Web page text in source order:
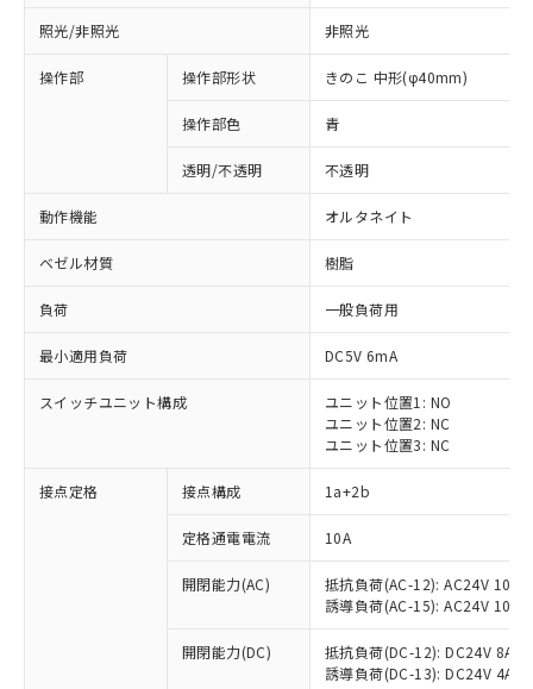
照光/非照光 非照光
操作部 操作部形状 きのこ 中形(φ40mm)
操作部色 青
透明/不透明 不透明
動作機能 オルタネイト
ベゼル材質 樹脂
負荷 一般負荷用
最小適用負荷 DC5V 6mA
スイッチユニット構成
ユニット位置1: NO
ユニット位置2: NC
ユニット位置3: NC
接点定格 接点構成 1a+2b
定格通電電流 10A
開閉能力(AC)
抵抗負荷(AC-12): AC24V 10A/
誘導負荷(AC-15): AC24V
開閉能力(DC)
抵抗負荷(DC-12): DC24V 8A/
誘導負荷(DC-13): DC24V 4A/
ご利用条件
対応済み：EU RoHS指令（10物質）の
非含有に対応した製品が提供可能な商品で
有に対応した製品に切り替える予定のある